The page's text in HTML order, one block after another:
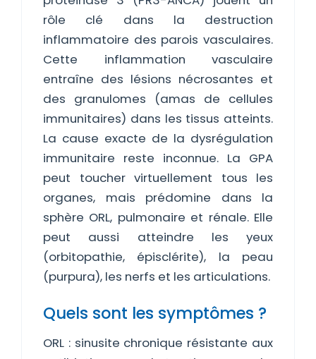
rôle clé dans la destruction
inflammatoire des parois vasculaires.
Cette inflammation vasculaire
entraîne des lésions nécrosantes et
des granulomes (amas de cellules
immunitaires) dans les tissus atteints.
La cause exacte de la dysrégulation
immunitaire reste inconnue. La GPA
peut toucher virtuellement tous les
organes, mais prédomine dans la
sphère ORL, pulmonaire et rénale. Elle
peut aussi atteindre les yeux
(orbitopathie, épisclérite), la peau
(purpura), les nerfs et les articulations.
Quels sont les symptômes ?
ORL : sinusite chronique résistante aux